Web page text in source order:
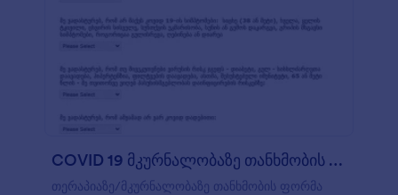
COVID 19 მკურნალობაზე თანხმობის ფორმა
თერაპიაზე/მკურნალობაზე თანხმობის ფორმა